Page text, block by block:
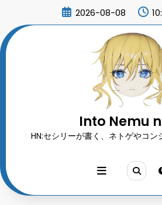
ン
ツ
2026-08-08
Into Nemu
HN:セシリーが書く、ネトゲやコ